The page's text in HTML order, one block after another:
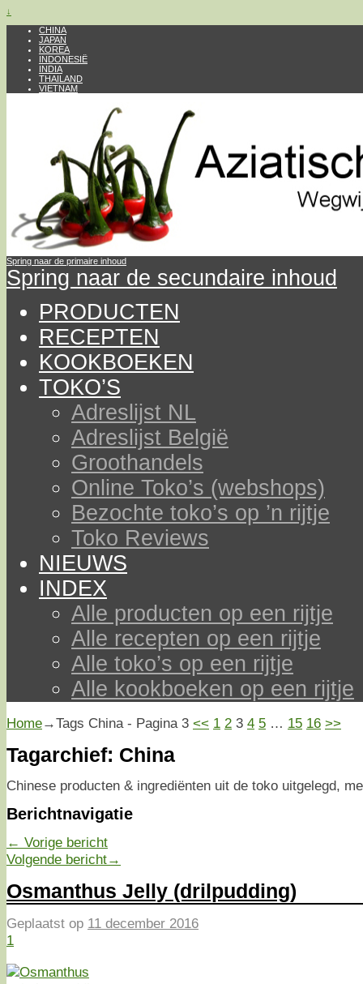
↓
CHINA
JAPAN
KOREA
INDONESIË
INDIA
THAILAND
VIETNAM
Spring naar de primaire inhoud
Spring naar de secundaire inhoud
PRODUCTEN
RECEPTEN
KOOKBOEKEN
TOKO’S
Adreslijst NL
Adreslijst België
Groothandels
Online Toko’s (webshops)
Bezochte toko’s op ’n rijtje
Toko Reviews
NIEUWS
INDEX
Alle producten op een rijtje
Alle recepten op een rijtje
Alle toko’s op een rijtje
Alle kookboeken op een rijtje
Home→Tags China- Pagina 3 << 1 2 3 4 5 … 15 16 >>
Tagarchief: China
Chinese producten & ingrediënten uit de toko uitgelegd,
Berichtnavigatie
← Vorige bericht
Volgende bericht→
Osmanthus Jelly (drilpudding)
Geplaatst op 11 december 2016
1